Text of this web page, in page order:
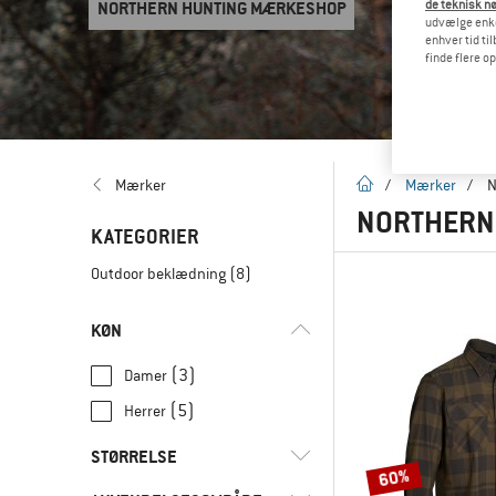
NORTHERN HUNTING MÆRKESHOP
Mærker
KATEGORIER
Outdoor beklædning (8)
KØN
Damer (3)
Herrer (5)
STØRRELSE
Hjemmeside
/ Mærker /
60%
de teknisk
udvælge
enhver tid
finde flere